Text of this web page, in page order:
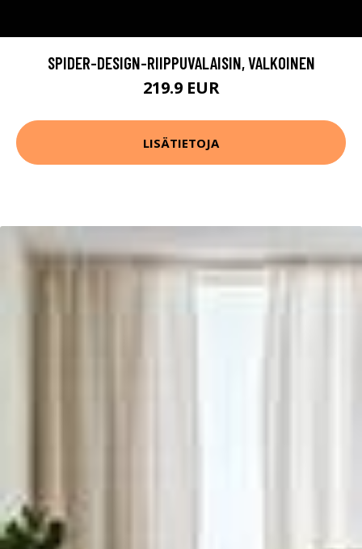
SPIDER-DESIGN-RIIPPUVALAISIN, VALKOINEN
219.9 EUR
LISÄTIETOJA